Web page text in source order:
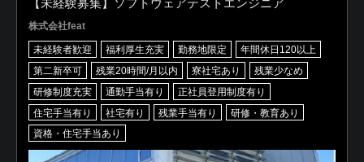
【未経験募集】ソフトウェアテストエンジニア
株式会社feat
未経験者歓迎 福利厚生充実 勤務地限定
年間休日120以上
第二新卒可
残業20時間/月以内 寮社宅あり
残業少なめ
研修制度充実
通勤手当有り
正社員登用制度有り
住宅手当有り
社宅有り 残業手当有り
研修・教育あり
資格・住宅手当あり